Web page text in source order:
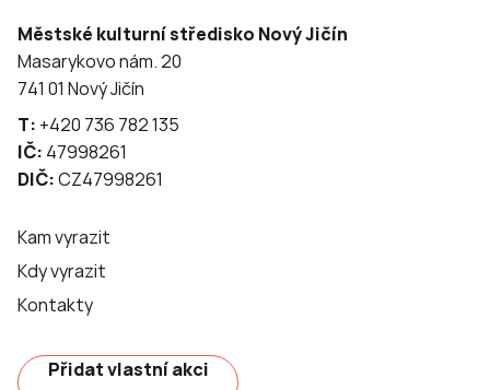
Městské kulturní středisko Nový Jičín
Masarykovo nám. 20
741 01 Nový Jičín
T: +420 736 782 135
IČ: 47998261
DIČ:CZ47998261
Kam vyrazit
Kdy vyrazit
Kontakty
Přidat vlastní akci